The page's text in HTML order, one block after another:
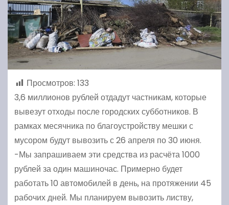
Просмотров: 133
3,6 миллионов рублей отдадут частникам, которые
вывезут отходы после городских субботников. В
рамках месячника по благоустройству мешки с
мусором будут вывозить с 26 апреля по 30 июня.
-Мы запрашиваем эти средства из расчёта 1000
рублей за один машиночас. Примерно будет
работать 10 автомобилей в день, на протяжении 45
рабочих дней. Мы планируем вывозить листву,